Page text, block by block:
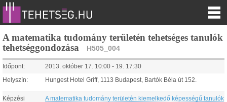
A matematika tudomány területén tehetséges tanulók
tehetséggondozása
H505_004
Időpont: 2013. október 17 10:00 - 19 17:30
Helyszín: Hungest Hotel Griff, 1113 Budapest, Bartók Béla út 152.
Képzési
A matematika tudomány területén kiemelkedő képességű tanulók